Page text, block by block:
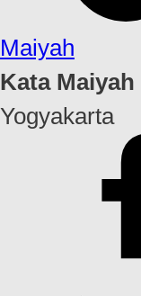
Maiyah
Kata Maiyah
Yogyakarta